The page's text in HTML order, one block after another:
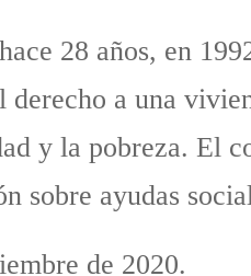
28 años, en
a una
y la pobreza. El
sobre ayudas
de 2020.